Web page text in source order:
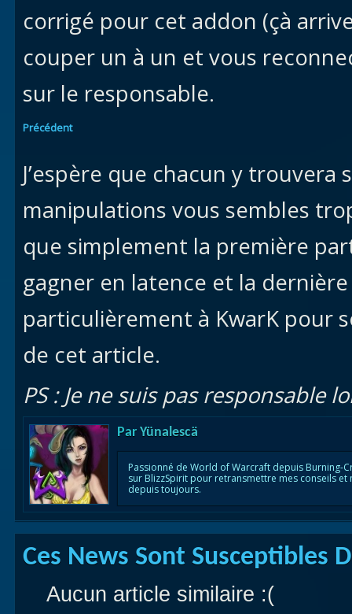
corrigé pour cet addon (çà
couper un à un et vous
sur le responsable.
Précédent
J’espère que chacun y
manipulations vous sembles
que simplement la première
gagner en latence et la
particulièrement à KwarK pour
de cet article.
PS : Je ne suis pas responsable
Par Yünalescä
Passionné de World of Warcraft depuis Burning-
sur BlizzSpirit pour retransmettre mes conseils
depuis toujours.
Ces News Sont Susceptibles
Aucun article similaire :(